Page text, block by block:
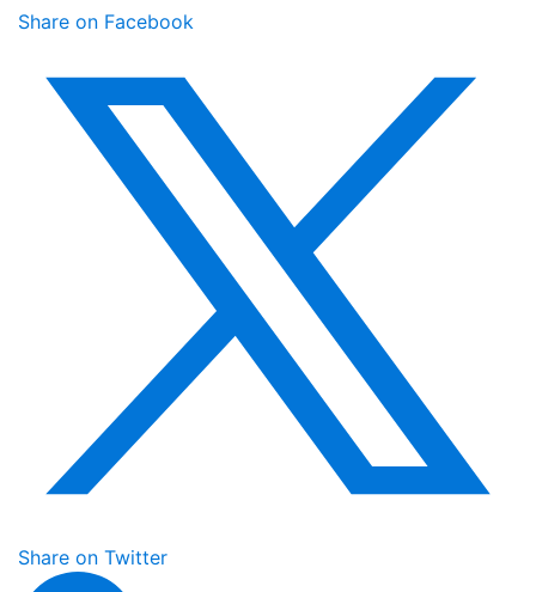
Share on Facebook
Share on Twitter